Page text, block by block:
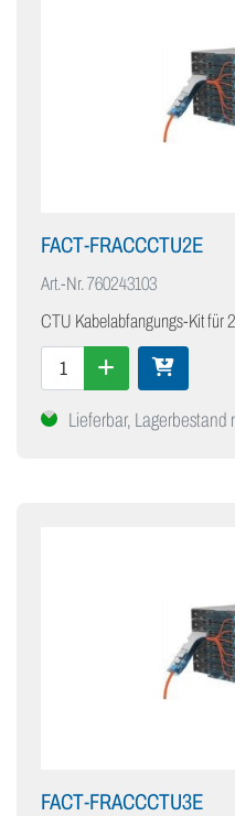
FACT-FRACCCTU2E
Art.-Nr.760243103
CTU Kabelabfangungs-Kit für
Lieferbar, Lagerbestand
FACT-FRACCCTU3E